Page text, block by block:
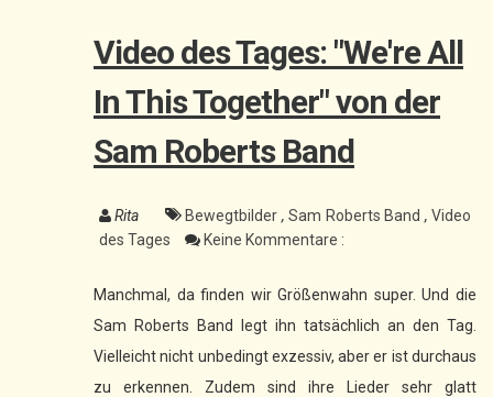
Video des Tages: "We're All
In This Together" von der
Sam Roberts Band
Rita Bewegtbilder ,Sam Roberts Band ,Video
des Tages
Keine Kommentare :
Manchmal, da finden wir Größenwahn super. Und die
Sam Roberts Band legt ihn tatsächlich an den Tag.
Vielleicht nicht unbedingt exzessiv, aber er ist durchaus
zu erkennen. Zudem sind ihre Lieder sehr glatt